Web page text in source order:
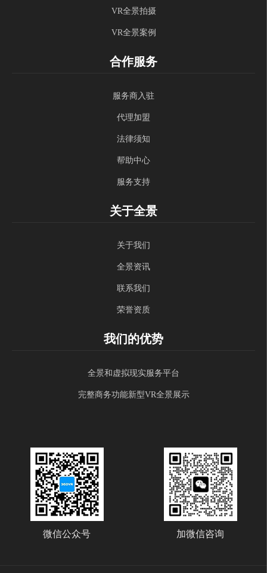
VR全景拍摄
VR全景案例
合作服务
服务商入驻
代理加盟
法律须知
帮助中心
服务支持
关于全景
关于我们
全景资讯
联系我们
荣誉资质
我们的优势
全景和虚拟现实服务平台
完整商务功能新型VR全景展示
微信公众号 加微信咨询